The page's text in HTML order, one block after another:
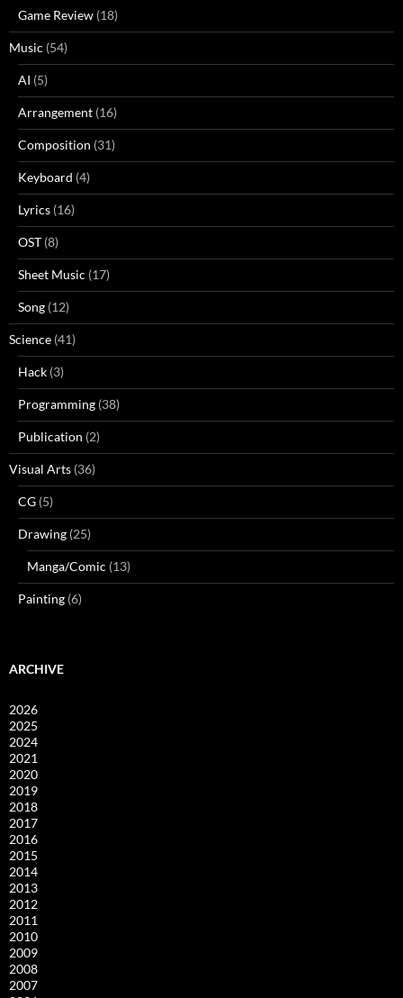
Game Review (18)
Music (54)
AI (5)
Arrangement (16)
Composition (31)
Keyboard (4)
Lyrics (16)
OST (8)
Sheet Music (17)
Song (12)
Science (41)
Hack (3)
Programming (38)
Publication (2)
Visual Arts (36)
CG (5)
Drawing (25)
Manga/Comic (13)
Painting (6)
ARCHIVE
2026
2025
2024
2021
2020
2019
2018
2017
2016
2015
2014
2013
2012
2011
2010
2009
2008
2007